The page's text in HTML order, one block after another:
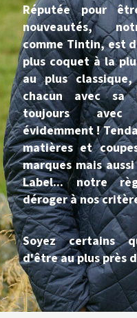
Réputée pour
nouveautés,
comme Tintin, est
plus coquet à la
au plus
chacun avec sa
toujours avec
évidemment !
matières et
marques mais
Label... notre
déroger à nos
Soyez certains
d'être au plus près